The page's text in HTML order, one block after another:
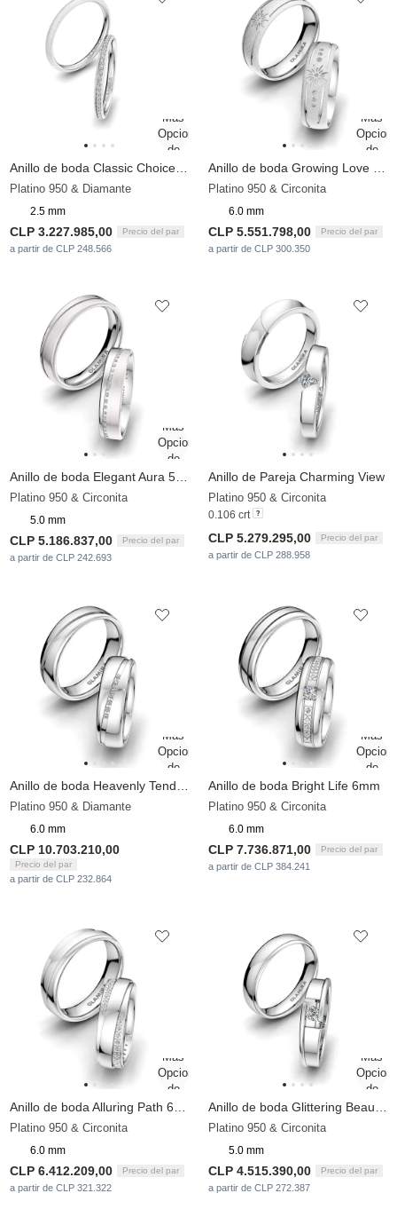
Platino 950 & Diamante
2.5 mm
CLP 3.227.985,00 Precio del par
a partir de CLP 248.566
Platino 950 & Circonita
6.0 mm
CLP 5.551.798,00 Precio del par
a partir de CLP 300.350
Platino 950 & Circonita
5.0 mm
CLP 5.186.837,00 Precio del par
a partir de CLP 242.693
Anillo de Pareja Charming View
Platino 950 & Circonita
0.106 crt
CLP 5.279.295,00 Precio del par
a partir de CLP 288.958
Platino 950 & Diamante
6.0 mm
CLP 10.703.210,00
Precio del par
a partir de CLP 232.864
Anillo de boda Bright Life 6mm
Platino 950 & Circonita
6.0 mm
CLP 7.736.871,00 Precio del par
a partir de CLP 384.241
Platino 950 & Circonita
6.0 mm
CLP 6.412.209,00 Precio del par
a partir de CLP 321.322
Platino 950 & Circonita
5.0 mm
CLP 4.515.390,00 Precio del par
a partir de CLP 272.387